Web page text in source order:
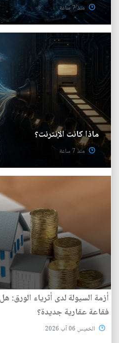
منذ 7 ساعة
ماذا كانت الإنترنت؟
منذ 7 ساعة
أزمة السيولة لدى أثرياء الورق:
فقاعة عقارية جديدة؟
الخميس 06 آب 2026